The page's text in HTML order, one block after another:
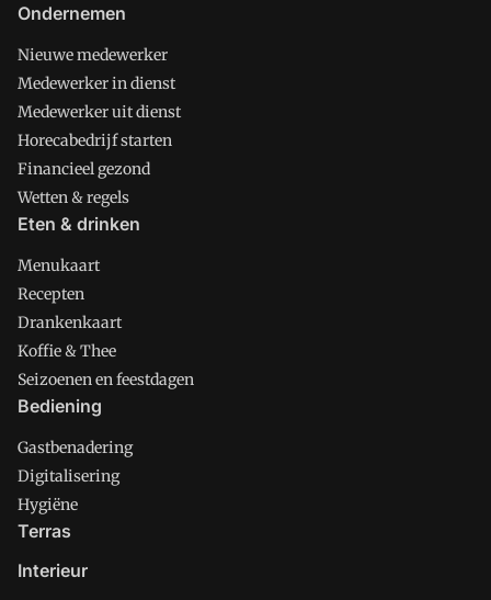
Ondernemen
Nieuwe medewerker
Medewerker in dienst
Medewerker uit dienst
Horecabedrijf starten
Financieel gezond
Wetten & regels
Eten & drinken
Menukaart
Recepten
Drankenkaart
Koffie & Thee
Seizoenen en feestdagen
Bediening
Gastbenadering
Digitalisering
Hygiëne
Terras
Interieur